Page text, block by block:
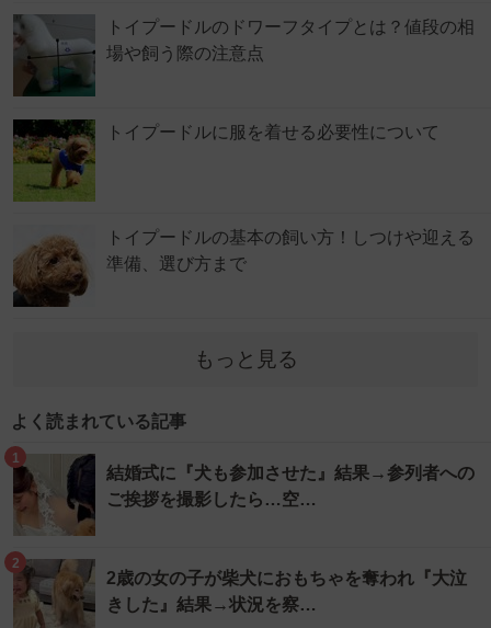
トイプードルのドワーフタイプとは？値段の相
場や飼う際の注意点
トイプードルに服を着せる必要性について
トイプードルの基本の飼い方！しつけや迎える
準備、選び方まで
もっと見る
よく読まれている記事
1
結婚式に『犬も参加させた』結果→参列者への
ご挨拶を撮影したら…空…
2
2歳の女の子が柴犬におもちゃを奪われ『大泣
きした』結果→状況を察…